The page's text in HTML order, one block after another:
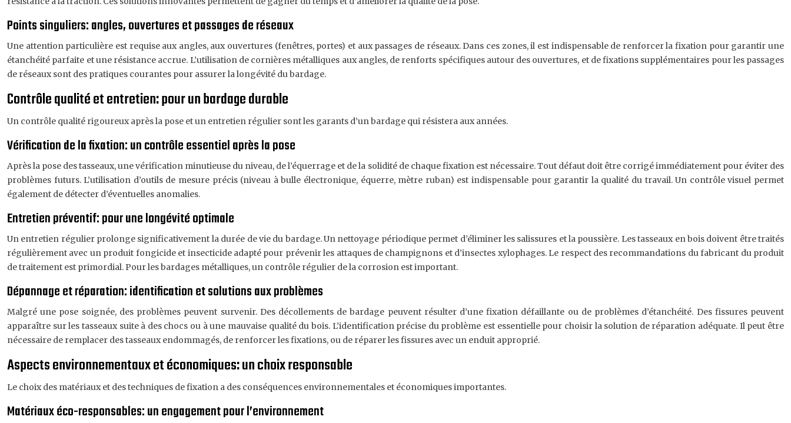
Points singuliers: angles, ouvertures et passages de réseaux
Une attention particulière est requise aux angles, aux ouvertures (fenêtres, portes) et aux passages de réseaux. Dans ces zones, il est indispensable de renforcer la fixation pour garantir une
étanchéité parfaite et une résistance accrue. L’utilisation de cornières métalliques aux angles, de renforts spécifiques autour des ouvertures, et de fixations supplémentaires pour les passages
de réseaux sont des pratiques courantes pour assurer la longévité du bardage.
Contrôle qualité et entretien: pour un bardage durable
Un contrôle qualité rigoureux après la pose et un entretien régulier sont les garants d’un bardage qui résistera aux années.
Vérification de la fixation: un contrôle essentiel après la pose
Après la pose des tasseaux, une vérification minutieuse du niveau, de l’équerrage et de la solidité de chaque fixation est nécessaire. Tout défaut doit être corrigé immédiatement pour éviter des
problèmes futurs. L’utilisation d’outils de mesure précis (niveau à bulle électronique, équerre, mètre ruban) est indispensable pour garantir la qualité du travail. Un contrôle visuel permet
également de détecter d’éventuelles anomalies.
Entretien préventif: pour une longévité optimale
Un entretien régulier prolonge significativement la durée de vie du bardage. Un nettoyage périodique permet d’éliminer les salissures et la poussière. Les tasseaux en bois doivent être traités
régulièrement avec un produit fongicide et insecticide adapté pour prévenir les attaques de champignons et d’insectes xylophages. Le respect des recommandations du fabricant du produit
de traitement est primordial. Pour les bardages métalliques, un contrôle régulier de la corrosion est important.
Dépannage et réparation: identification et solutions aux problèmes
Malgré une pose soignée, des problèmes peuvent survenir. Des décollements de bardage peuvent résulter d’une fixation défaillante ou de problèmes d’étanchéité. Des fissures peuvent
apparaître sur les tasseaux suite à des chocs ou à une mauvaise qualité du bois. L’identification précise du problème est essentielle pour choisir la solution de réparation adéquate. Il peut être
nécessaire de remplacer des tasseaux endommagés, de renforcer les fixations, ou de réparer les fissures avec un enduit approprié.
Aspects environnementaux et économiques: un choix responsable
Le choix des matériaux et des techniques de fixation a des conséquences environnementales et économiques importantes.
Matériaux éco-responsables: un engagement pour l’environnement